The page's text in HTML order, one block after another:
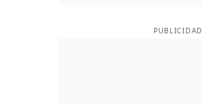
PUBLICIDAD